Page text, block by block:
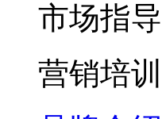
市场指导
营销培训